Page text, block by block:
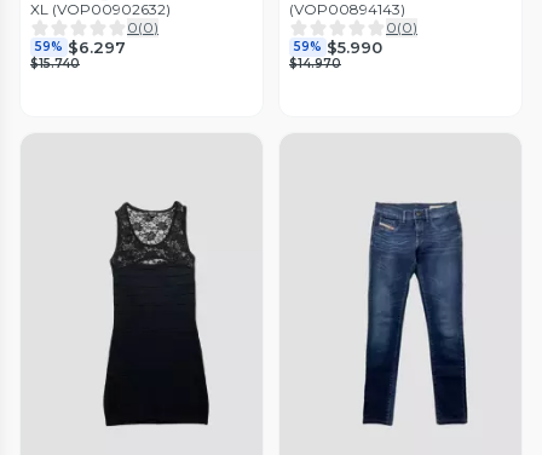
XL (VOP00902632)
0(0)
59% $6.297
$15.740
(VOP00894143)
0(0)
59% $5.990
$14.970